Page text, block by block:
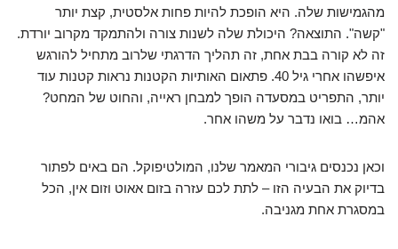
מהגמישות שלה. היא הופכת להיות פחות אלסטית, קצת יותר
"קשה". התוצאה? היכולת שלה לשנות צורה ולהתמקד מקרוב יורדת.
זה לא קורה בבת אחת, זה תהליך הדרגתי שלרוב מתחיל להורגש
איפשהו אחרי גיל 40. פתאום האותיות הקטנות נראות קטנות עוד
יותר, התפריט במסעדה הופך למבחן ראייה, והחוט של המחט?
אהמ… בואו נדבר על משהו אחר.
וכאן נכנסים גיבורי המאמר שלנו, המולטיפוקל. הם באים לפתור
בדיוק את הבעיה הזו – לתת לכם עזרה בזום אאוט וזום אין, הכל
במסגרת אחת מגניבה.